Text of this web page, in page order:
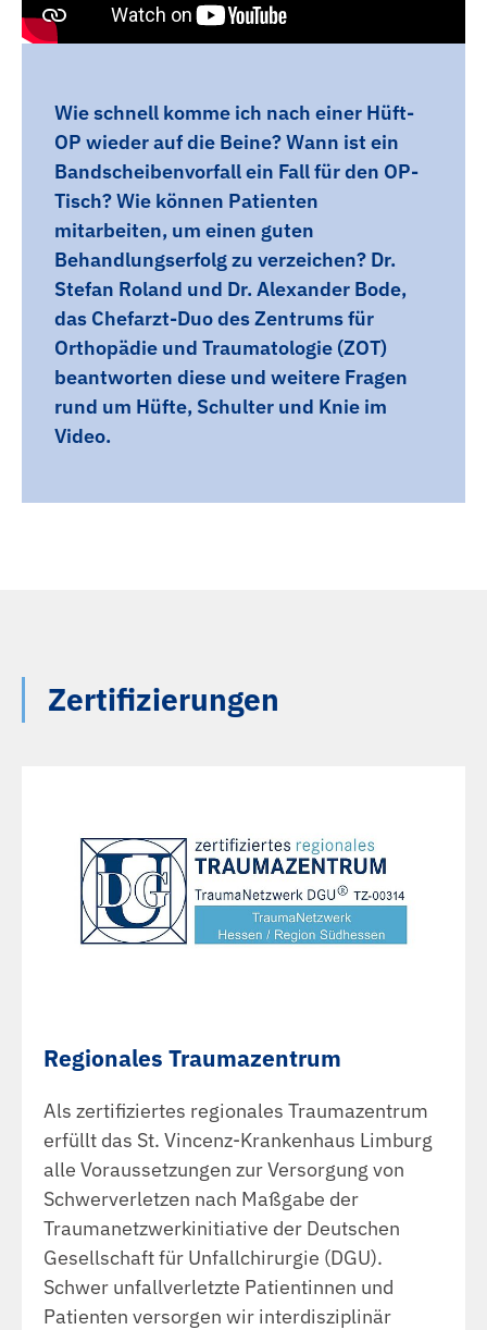
Wie schnell komme ich nach einer Hüft-
OP wieder auf die Beine? Wann ist ein
Bandscheibenvorfall ein Fall für den OP-
Tisch? Wie können Patienten
mitarbeiten, um einen guten
Behandlungserfolg zu verzeichen? Dr.
Stefan Roland und Dr. Alexander Bode,
das Chefarzt-Duo des Zentrums für
Orthopädie und Traumatologie (ZOT)
beantworten diese und weitere Fragen
rund um Hüfte, Schulter und Knie im
Video.
Zertifizierungen
Regionales Traumazentrum
Als zertifiziertes regionales Traumazentrum
erfüllt das St. Vincenz-Krankenhaus Limburg
alle Voraussetzungen zur Versorgung von
Schwerverletzen nach Maßgabe der
Traumanetzwerkinitiative der Deutschen
Gesellschaft für Unfallchirurgie (DGU).
Schwer unfallverletzte Patientinnen und
Patienten versorgen wir interdisziplinär